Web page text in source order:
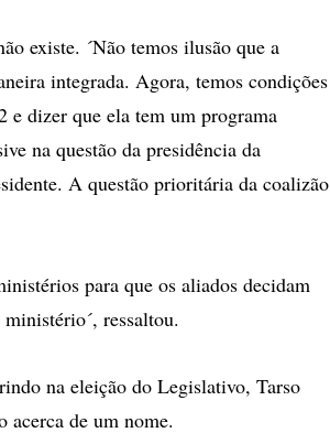
existe. ´Não temos ilusão que a
integrada. Agora, temos condições
e dizer que ela tem um programa
na questão da presidência da
A questão prioritária da coalizão
para que os aliados decidam
ressaltou.
na eleição do Legislativo, Tarso
acerca de um nome.